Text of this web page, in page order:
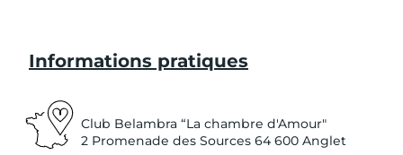
Informations pratiques
Club Belambra “La chambre d'Amour"
2 Promenade des Sources 64 600 Anglet​
Linge det